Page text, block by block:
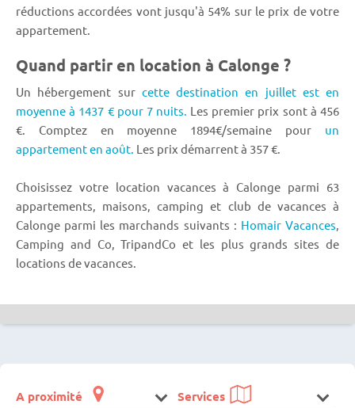
réductions accordées vont jusqu'à 54% sur le prix de votre
appartement.
Quand partir en location à Calonge ?
Un hébergement sur cette destination en juillet est en
moyenne à 1437 € pour 7 nuits. Les premier prix sont à 456
€. Comptez en moyenne 1894€/semaine pour un
appartement en août. Les prix démarrent à 357 €.
Choisissez votre location vacances à Calonge parmi 63
appartements, maisons, camping et club de vacances à
Calonge parmi les marchands suivants : Homair Vacances
Camping and Co, TripandCo et les plus grands sites de
locations de vacances.
A proximité Services